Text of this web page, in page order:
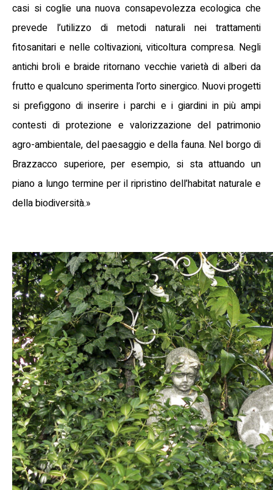
casi si coglie una nuova consapevolezza ecologica che
prevede l’utilizzo di metodi naturali nei trattamenti
fitosanitari e nelle coltivazioni, viticoltura compresa. Negli
antichi broli e braide ritornano vecchie varietà di alberi da
frutto e qualcuno sperimenta l’orto sinergico. Nuovi progetti
si prefiggono di inserire i parchi e i giardini in più ampi
contesti di protezione e valorizzazione del patrimonio
agro-ambientale, del paesaggio e della fauna. Nel borgo di
Brazzacco superiore, per esempio, si sta attuando un
piano a lungo termine per il ripristino dell’habitat naturale e
della biodiversità.»